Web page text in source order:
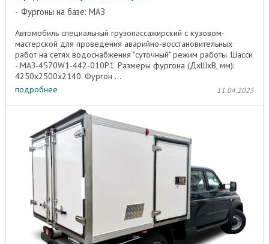
Фургоны на базе: МАЗ
Автомобиль специальный грузопассажирский с кузовом-
мастерской для проведения аварийно-восстановительных
работ на сетях водоснабжения "суточный" режим работы. Шасси
- МАЗ-4570W1-442-010Р1. Размеры фургона (ДхШхВ, мм):
4250х2500х2140. Фургон ...
подробнее
11.04.2025